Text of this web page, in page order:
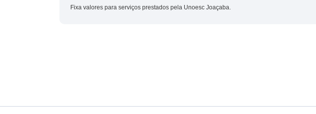
Fixa valores para serviços prestados pela Unoesc Joaçaba.